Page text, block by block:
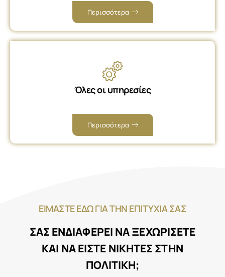
Περισσότερα
Όλες οι υπηρεσίες
Περισσότερα
ΕΙΜΑΣΤΕ ΕΔΩ ΓΙΑ ΤΗΝ ΕΠΙΤΥΧΙΑ ΣΑΣ
ΣΑΣ ΕΝΔΙΑΦΕΡΕΙ ΝΑ ΞΕΧΩΡΙΣΕΤΕ
ΚΑΙ ΝΑ ΕΙΣΤΕ ΝΙΚΗΤΕΣ ΣΤΗΝ
ΠΟΛΙΤΙΚΗ;